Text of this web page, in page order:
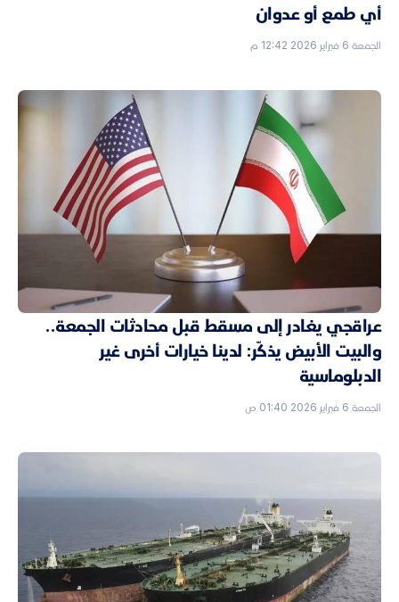
أي طمع أو عدوان
الجمعة 6 فبراير 2026 12:42 م
عراقجي يغادر إلى مسقط قبل محادثات الجمعة..
والبيت الأبيض يذكّر: لدينا خيارات أخرى غير
الدبلوماسية
الجمعة 6 فبراير 2026 01:40 ص